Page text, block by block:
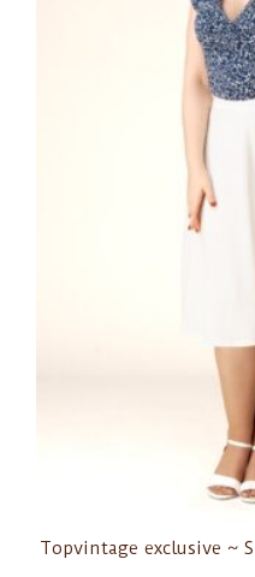
Topvintage exclusive ~